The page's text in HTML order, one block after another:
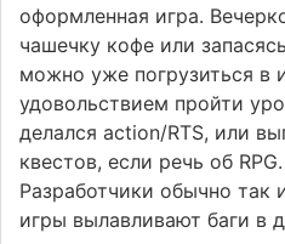
оформленная игра.
чашечку кофе или
можно уже погрузиться в
удовольствием пройти
делался action/RTS, или
квестов, если речь об RPG.
Разработчики обычно так
игры вылавливают баги в